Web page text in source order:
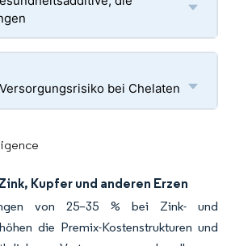
bei Chelaten
Kupfer und anderen Erzen
von 25–35 % bei Zink- und
die Premix-Kostenstrukturen und